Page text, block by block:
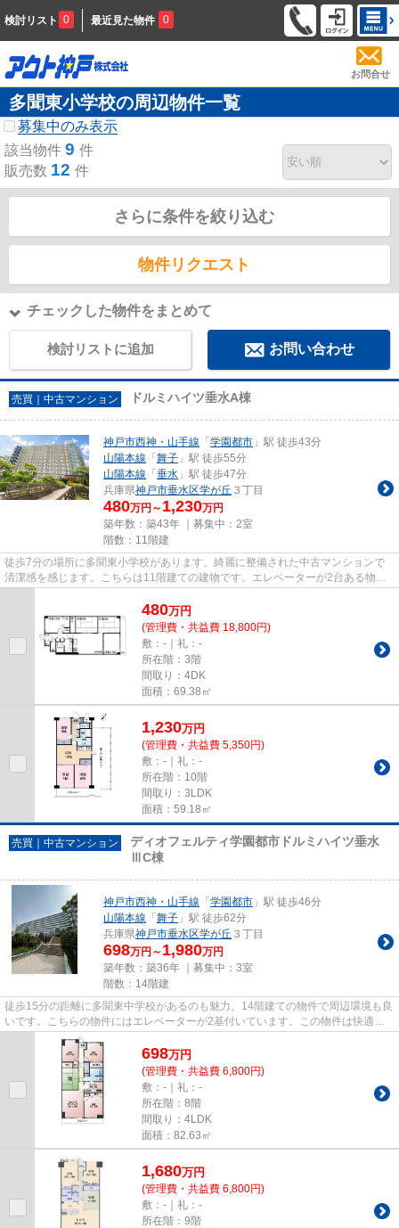
検討リスト 0 最近見た物件 0
お問合せ
多聞東小学校の周辺物件一覧
募集中のみ表示
該当物件 9 件
販売数 12 件
さらに条件を絞り込む
物件リクエスト
チェックした物件をまとめて
検討リストに追加 お問い合わせ
売買｜中古マンション ドルミハイツ垂水A棟
神戸市西神・山手線 「 学園都市 」駅 徒歩43分
山陽本線 「 舞子 」駅 徒歩55分
山陽本線 「 垂水 」駅 徒歩47分
兵庫県神戸市垂水区学が丘 ３丁目
480万円～ 1,230万円
築年数：築43年 ｜募集中： 2室
階数：11階建
徒歩7分の場所に多聞東小学校があります。綺麗に整備された中古マンションで
清潔感を感じます。こちらは11階建ての建物です。エレベーターが2台ある物件
480万円
(管理費・共益費 18,800円)
敷：-｜礼：-
所在階：3階
間取り：4DK
面積：69.38㎡
1,230万円
(管理費・共益費 5,350円)
敷：-｜礼：-
所在階：10階
間取り：3LDK
面積：59.18㎡
売買｜中古マンション
ディオフェルティ学園都市ドルミハイツ垂水
ⅢC棟
神戸市西神・山手線 「 学園都市 」駅 徒歩46分
山陽本線 「 舞子 」駅 徒歩62分
兵庫県神戸市垂水区学が丘 ３丁目
698万円～ 1,980万円
築年数：築36年 ｜募集中： 3室
階数：14階建
徒歩15分の距離に多聞東中学校があるのも魅力。14階建ての物件で周辺環境も良
いです。こちらの物件にはエレベーターが2基付いています。この物件は快適な
室内環境が魅力の中古マンショ...
698万円
(管理費・共益費 6,800円)
敷：-｜礼：-
所在階：8階
間取り：4LDK
面積：82.63㎡
1,680万円
(管理費・共益費 6,800円)
敷：-｜礼：-
所在階：9階